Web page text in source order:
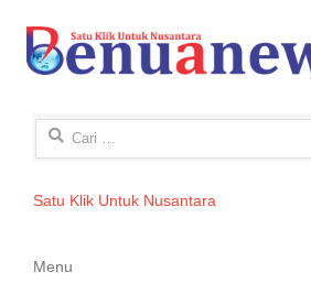
Cari
Satu Klik Untuk Nusantara
Menu
Menu